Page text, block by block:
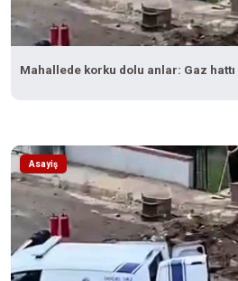
Mahallede korku dolu anlar: Gaz
Asayiş